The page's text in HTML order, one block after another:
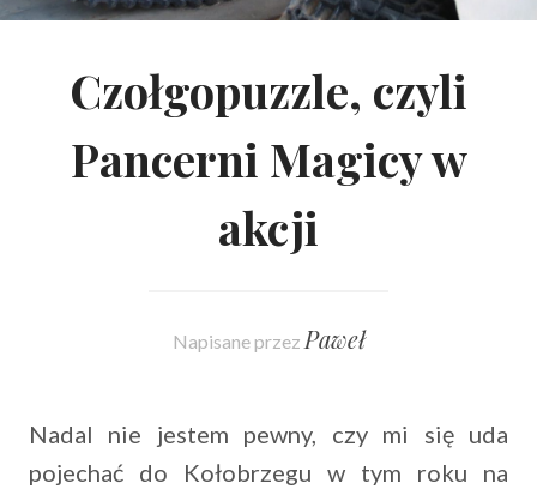
Czołgopuzzle, czyli
Pancerni Magicy w
akcji
Napisane przez Paweł
Nadal nie jestem pewny, czy mi się uda
pojechać do Kołobrzegu w tym roku na